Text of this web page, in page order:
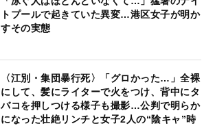
トプールで起きていた異変…港区女子が明か
すその実態
〈江別・集団暴行死〉「グロかった…」全裸
にして、髪にライターで火をつけ、背中にタ
バコを押しつける様子も撮影…公判で明らか
になった壮絶リンチと女子2人の“陰キャ”時